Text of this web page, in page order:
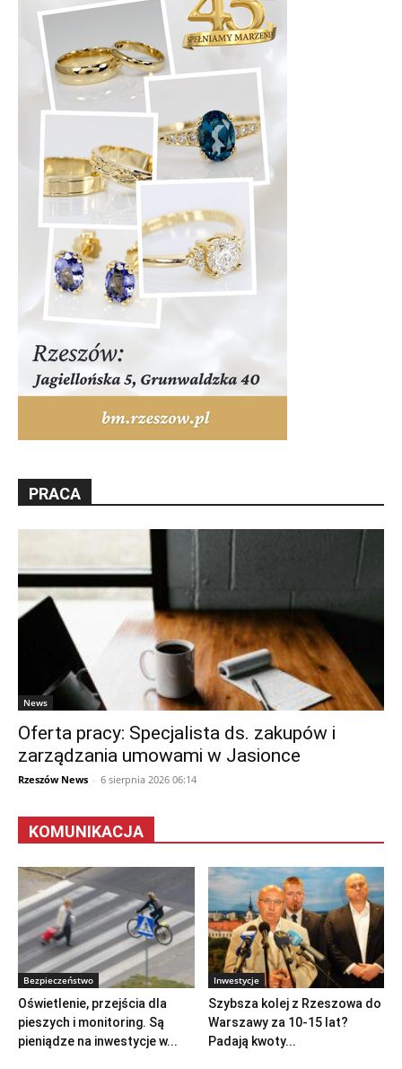
PRACA
News
Oferta pracy: Specjalista ds. zakupów i
zarządzania umowami w Jasionce
Rzeszów News - 6 sierpnia 2026 06:14
KOMUNIKACJA
Bezpieczeństwo
Oświetlenie, przejścia dla
pieszych i monitoring. Są
pieniądze na inwestycje w...
Inwestycje
Szybsza kolej z Rzeszowa do
Warszawy za 10-15 lat?
Padają kwoty...